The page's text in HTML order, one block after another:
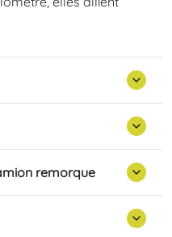
remorque